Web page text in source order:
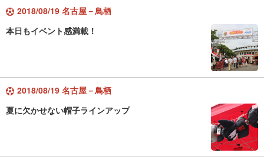
2018/08/19 名古屋－鳥栖
本日もイベント感満載！
2018/08/19 名古屋－鳥栖
夏に欠かせない帽子ラインアップ